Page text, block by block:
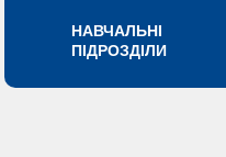
НАВЧАЛЬНІ
ПІДРОЗДІЛИ